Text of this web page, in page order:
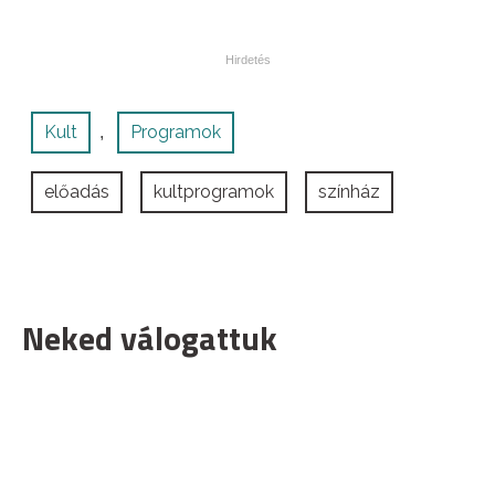
Kult , Programok
előadás kultprogramok színház
Neked válogattuk